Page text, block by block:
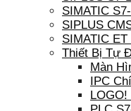
SIMATIC
SIPLUS
SIMATIC ET
Thiết Bị Tự
Màn
IPC
LOGO!